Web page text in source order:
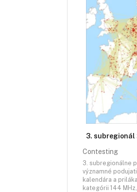
3. subregionál
Contesting
3. subregionálne
významné
kalendára a
kategórii 144